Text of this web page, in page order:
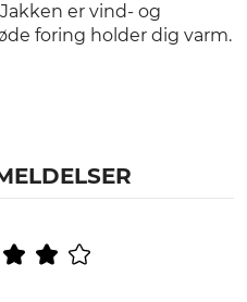
er vind- og
foring holder dig varm.